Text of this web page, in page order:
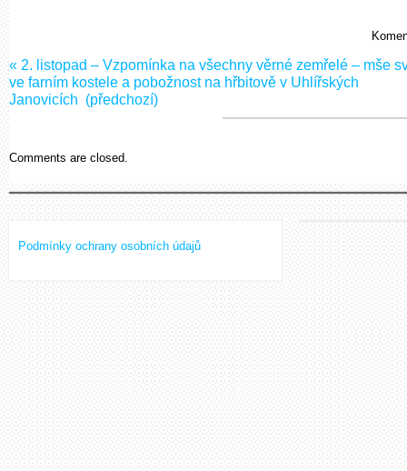
« 2. listopad – Vzpomínka na všechny věrné zemřelé – mše
ve farním kostele a pobožnost na hřbitově v Uhlířských
Janovicích (předchozí)
Comments are closed.
Podmínky ochrany osobních údajů